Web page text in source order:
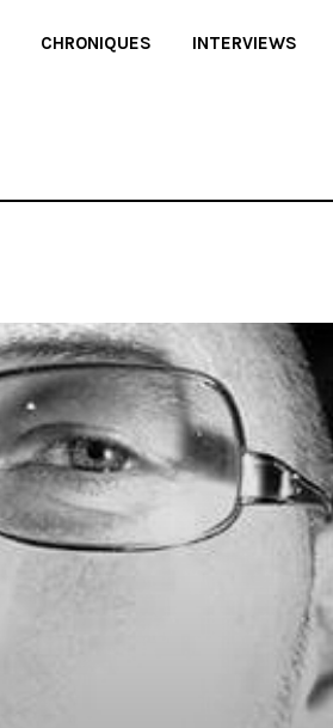
CHRONIQUES INTERVIEWS